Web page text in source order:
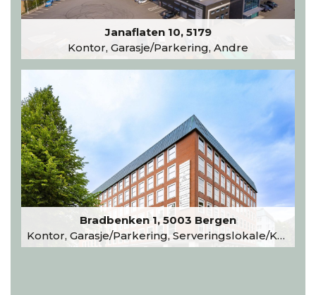
Janaflaten 10, 5179
Kontor, Garasje/Parkering, Andre
Bradbenken 1, 5003 Bergen
Kontor, Garasje/Parkering, Serveringslokale/Kantine, Undervisning/Arrangement